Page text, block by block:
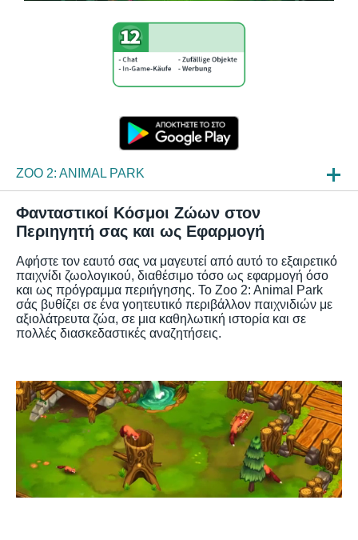
ZOO 2: ANIMAL PARK
ΝΈΑ
ΠΛΗΡΟΦΟΡΊΕΣ
ΣΥΧΝΈΣ ΕΡΩΤΉΣΕΙΣ
Φανταστικοί Κόσμοι Ζώων στον
Περιηγητή σας και ως Εφαρμογή
Αφήστε τον εαυτό σας να μαγευτεί από αυτό το εξαιρετικό
παιχνίδι ζωολογικού, διαθέσιμο τόσο ως εφαρμογή όσο
και ως πρόγραμμα περιήγησης. Το Zoo 2: Animal Park
σάς βυθίζει σε ένα γοητευτικό περιβάλλον παιχνιδιών με
αξιολάτρευτα ζώα, σε μια καθηλωτική ιστορία και σε
πολλές διασκεδαστικές αναζητήσεις.